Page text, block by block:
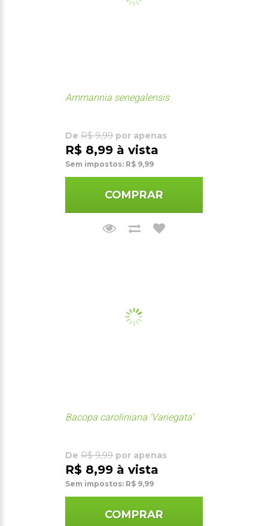
Ammannia senegalensis
De R$ 9,99 por apenas
R$ 8,99 à vista
Sem impostos: R$ 9,99
COMPRAR
Bacopa caroliniana 'Variegata'
De R$ 9,99 por apenas
R$ 8,99 à vista
Sem impostos: R$ 9,99
COMPRAR